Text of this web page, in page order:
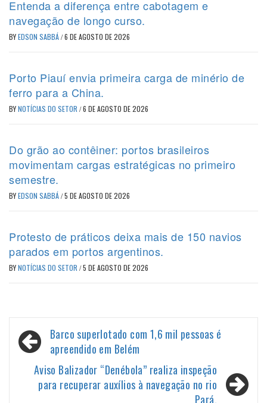
Entenda a diferença entre cabotagem e
navegação de longo curso.
BYEDSON SABBÁ/6 DE AGOSTO DE 2026
Porto Piauí envia primeira carga de minério de
ferro para a China.
BYNOTÍCIAS DO SETOR /6 DE AGOSTO DE 2026
Do grão ao contêiner: portos brasileiros
movimentam cargas estratégicas no primeiro
semestre.
BYEDSON SABBÁ/5 DE AGOSTO DE 2026
Protesto de práticos deixa mais de 150 navios
parados em portos argentinos.
BYNOTÍCIAS DO SETOR /5 DE AGOSTO DE 2026
Navegação
de
Post
Barco superlotado com 1,6 mil pessoas é
apreendido em Belém
Aviso Balizador “Denébola” realiza inspeção
para recuperar auxílios à navegação no rio
Pará.